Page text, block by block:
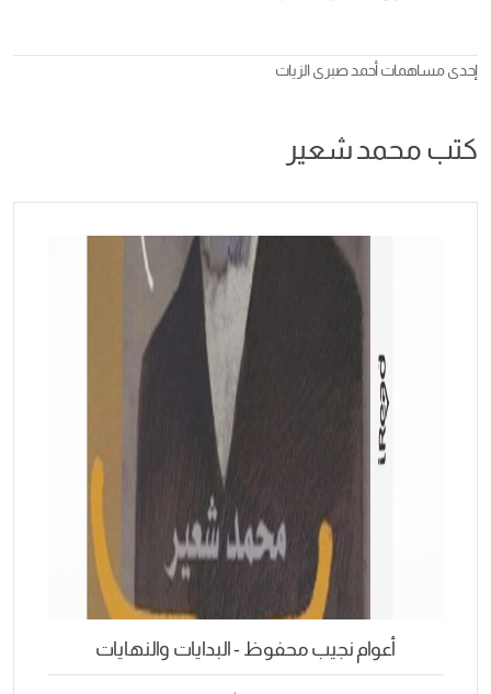
إحدى مساهماتأحمد صبرى الزيات
كتب محمد شعير
أعوام نجيب محفوظ - البدايات والنهايات